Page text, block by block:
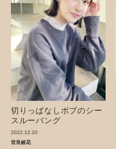
切りっぱなしボブのシー
スルーバング
2022.12.20
世良綾花